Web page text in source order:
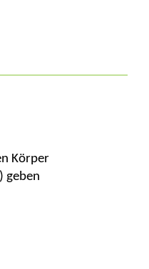
Körper
geben